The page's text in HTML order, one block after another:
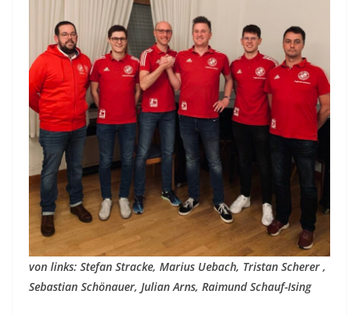
von links: Stefan Stracke, Marius Uebach, Tristan Scherer ,
Sebastian Schönauer, Julian Arns, Raimund Schauf-Ising